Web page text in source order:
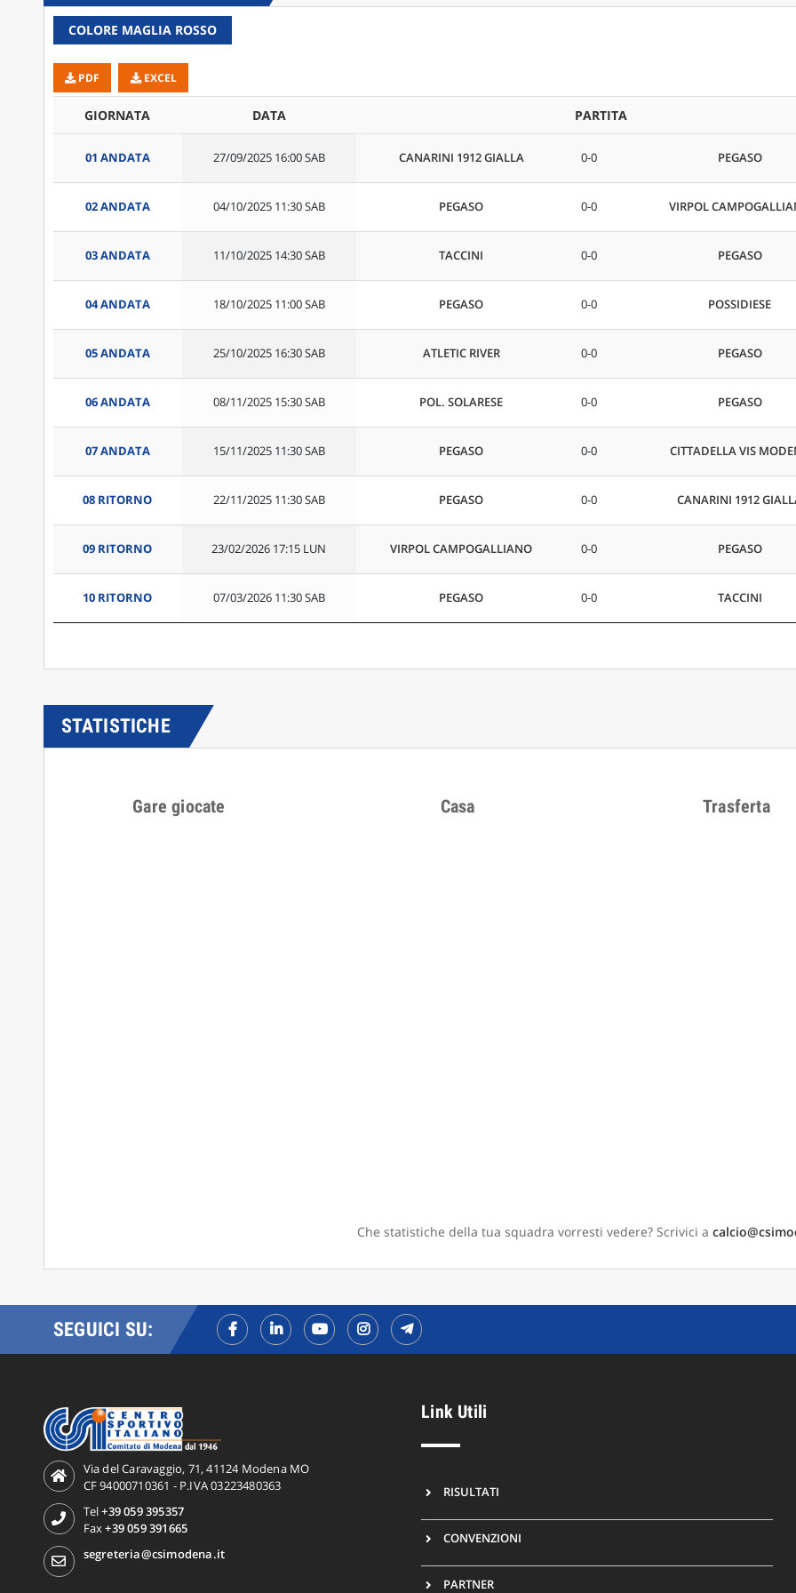
COLORE MAGLIA ROSSO
PDF EXCEL
GIORNATA DATA PARTITA
01 ANDATA 27/09/2025 16:00 SAB CANARINI 1912 GIALLA 0-0 PEGASO
02 ANDATA 04/10/2025 11:30 SAB PEGASO 0-0 VIRPOL
03 ANDATA 11/10/2025 14:30 SAB TACCINI 0-0 PEGASO
04 ANDATA 18/10/2025 11:00 SAB PEGASO 0-0 POSSIDIESE
05 ANDATA 25/10/2025 16:30 SAB ATLETIC RIVER 0-0 PEGASO
06 ANDATA 08/11/2025 15:30 SAB POL. SOLARESE 0-0 PEGASO
07 ANDATA 15/11/2025 11:30 SAB PEGASO 0-0 CITTADELLA VIS
08 RITORNO 22/11/2025 11:30 SAB PEGASO 0-0 CANARINI 1912
09 RITORNO 23/02/2026 17:15 LUN VIRPOL CAMPOGALLIANO 0-0 PEGASO
10 RITORNO 07/03/2026 11:30 SAB PEGASO 0-0 TACCINI
STATISTICHE
Gare giocate Casa Trasferta
Che statistiche della tua squadra vorresti vedere? Scrivici a
SEGUICI SU:
Via del Caravaggio, 71, 41124 Modena MO
CF 94000710361 - P.IVA 03223480363
Tel+39 059 395357
Fax+39 059 391665
segreteria@csimodena.it
Link Utili
RISULTATI
CONVENZIONI
PARTNER